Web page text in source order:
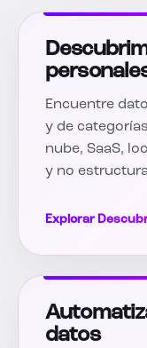
Encuentre
y de
nube, SaaS,
y no
Explorar
datos